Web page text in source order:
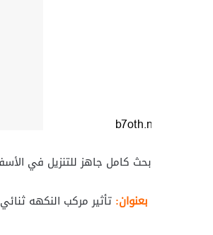
بحث كامل جاهز للتنزيل في
بعنوان: تأثير مركب النكهه